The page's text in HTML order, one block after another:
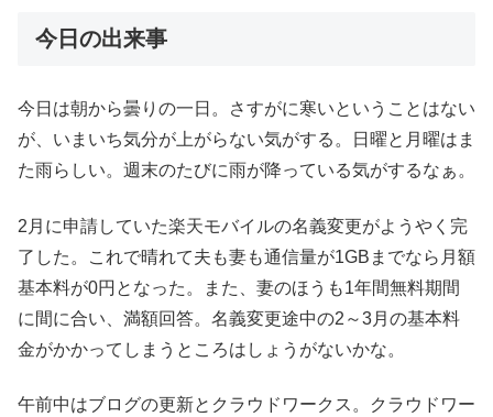
今日の出来事
今日は朝から曇りの一日。さすがに寒いということはない
が、いまいち気分が上がらない気がする。日曜と月曜はま
た雨らしい。週末のたびに雨が降っている気がするなぁ。
2月に申請していた楽天モバイルの名義変更がようやく完
了した。これで晴れて夫も妻も通信量が1GBまでなら月額
基本料が0円となった。また、妻のほうも1年間無料期間
に間に合い、満額回答。名義変更途中の2～3月の基本料
金がかかってしまうところはしょうがないかな。
午前中はブログの更新とクラウドワークス。クラウドワー